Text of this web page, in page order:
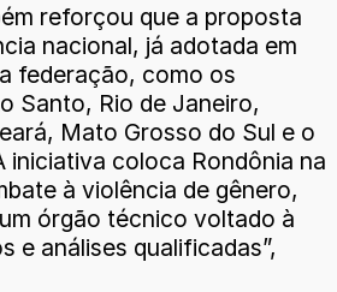
reforçou que a proposta
nacional, já adotada em
federação, como os
Santo, Rio de Janeiro,
Mato Grosso do Sul e o
iniciativa coloca Rondônia na
à violência de gênero,
órgão técnico voltado à
e análises qualificadas”,